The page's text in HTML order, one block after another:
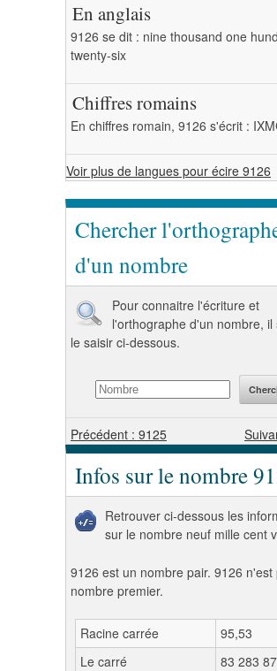
En anglais
9126 se dit : nine thousand one
twenty-six
Chiffres romains
En chiffres romain, 9126 s'écrit :
Voir plus de langues pour écire 9126
Chercher
d'un nombre
Pour connaitre l'écriture et
l'orthographe d'un nombre, il
le saisir ci-dessous.
Précédent : 9125
Infos sur le nombre
Retrouver ci-dessous les
sur le nombre neuf mille cent
9126 est un nombre pair. 9126 n'est
nombre premier.
Racine carrée
95,53
Le carré
83 283